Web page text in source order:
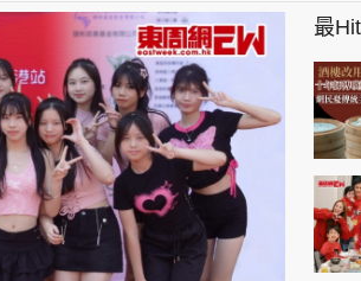
玄學靈異
東勝運程
智富天下 李居明
神機妙算 李丞責
緣來有理 麥玲玲
鬼靈精怪 威師兄
最Hit